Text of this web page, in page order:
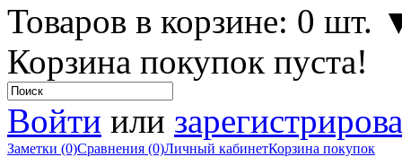
Товаров в корзине: 0 шт.
Корзина покупок пуста!
Войти или
Заметки (0)Сравнения (0)Личный кабинетКорзина покупок